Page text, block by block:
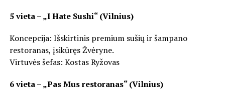
5 vieta – „I Hate Sushi“ (Vilnius)
Koncepcija: Išskirtinis premium sušių ir šampano
restoranas, įsikūręs Žvėryne.
Virtuvės šefas: Kostas Ryžovas
6 vieta – „Pas Mus restoranas“ (Vilnius)